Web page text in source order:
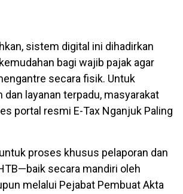
sistem digital ini dihadirkan
bagi wajib pajak agar
secara fisik. Untuk
layanan terpadu, masyarakat
portal resmi E-Tax Nganjuk Paling
proses khusus pelaporan dan
secara mandiri oleh
melalui Pejabat Pembuat Akta